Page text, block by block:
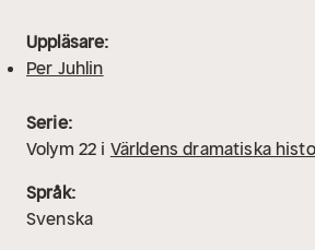
Uppläsare:
Per Juhlin
Serie:
Volym 22 i Världens dramatiska
Språk:
Svenska